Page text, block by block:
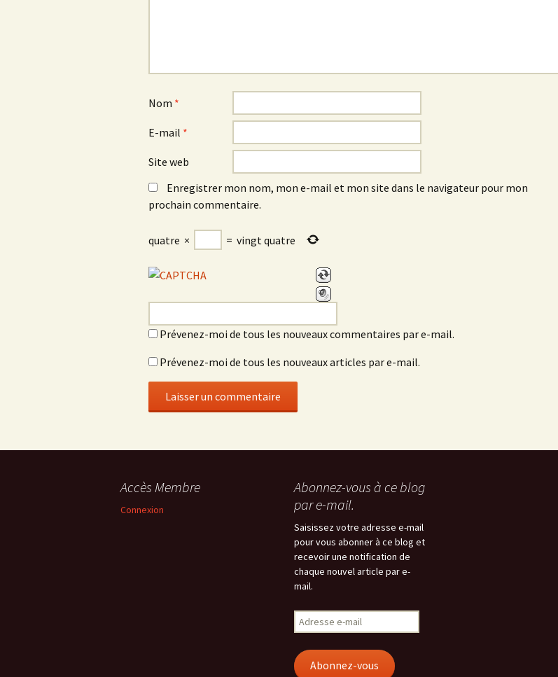
Nom *
E-mail *
Site web
Enregistrer mon nom, mon e-mail et mon site dans le navigateur pour mon
prochain commentaire.
quatre × = vingt quatre
Prévenez-moi de tous les nouveaux commentaires par e-mail.
Prévenez-moi de tous les nouveaux articles par e-mail.
Accès Membre
Connexion
Abonnez-vous à ce blog
par e-mail.
Saisissez votre adresse e-mail
pour vous abonner à ce blog et
recevoir une notification de
chaque nouvel article par e-
mail.
Adresse
e-
Abonnez-vous